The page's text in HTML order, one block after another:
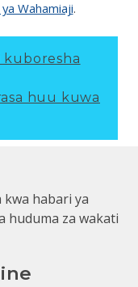
Wahamiaji.
kuboresha
huu kuwa
habari ya
huduma za wakati